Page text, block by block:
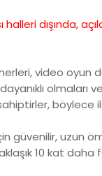
halleri
video
dayanıklı
güvenilir, uzun
10 kat